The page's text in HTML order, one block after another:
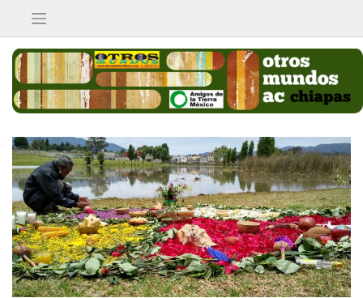
contenido